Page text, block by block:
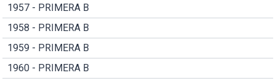
1957 - PRIMERA B
1958 - PRIMERA B
1959 - PRIMERA B
1960 - PRIMERA B